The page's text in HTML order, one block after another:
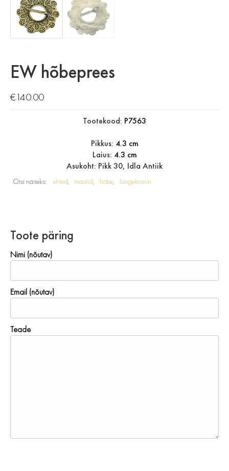
EW hõbeprees
€140.00
Tootekood: P7563
Pikkus: 4.3 cm
Laius: 4.3 cm
Asukoht: Pikk 30, Idla Antiik
Otsi näiteks: ehted maalid hõbe langebraun
Toote päring
Nimi (nõutav)
Email (nõutav)
Teade